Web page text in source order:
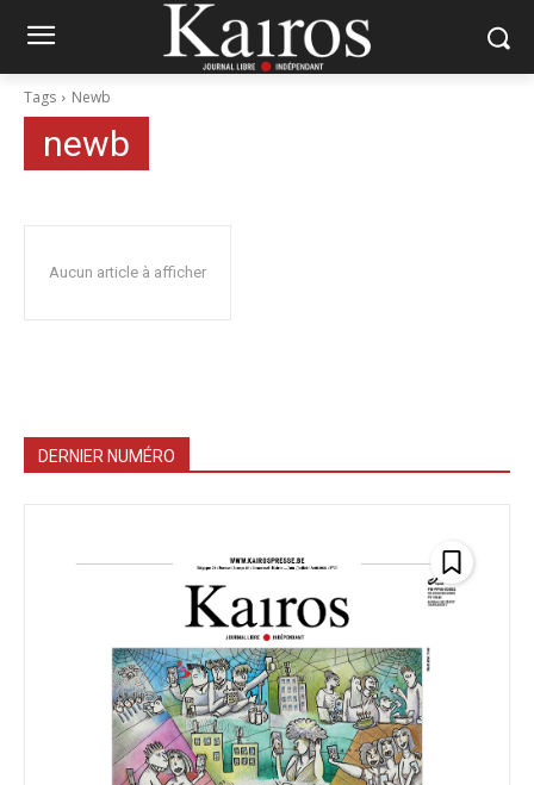
Tags Newb
newb
Aucun article à afficher
DERNIER NUMÉRO